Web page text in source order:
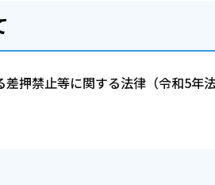
押禁止等に関する法律（令和5年